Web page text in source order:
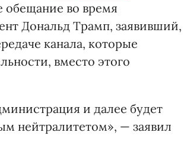
обещание во время
Дональд Трамп, заявивший,
канала, которые
вместо этого
и далее будет
нейтралитетом», — заявил